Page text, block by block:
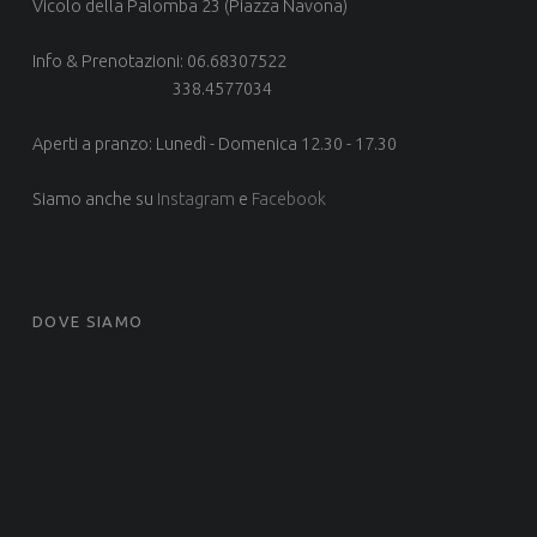
Vicolo della Palomba 23 (Piazza Navona)
Info & Prenotazioni: 06.68307522
338.4577034
Aperti a pranzo: Lunedì - Domenica 12.30 - 17.30
Siamo anche su Instagram e Facebook
DOVE SIAMO